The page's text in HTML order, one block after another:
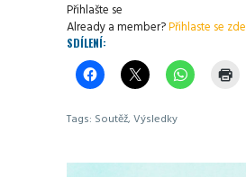
Přihlašte se
Already a member?Přihlaste se zde
SDÍLENÍ:
Tags: Soutěž, Výsledky